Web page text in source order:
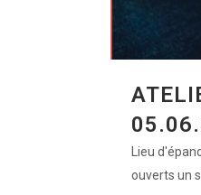
Lieu
ouverts un